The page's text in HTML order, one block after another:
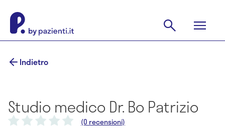
Indietro
Studio medico Dr. Bo Patrizio
(0 recensioni)